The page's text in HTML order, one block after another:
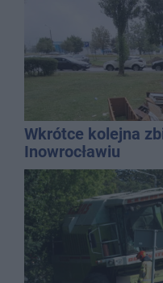
Wkrótce kolejna
Inowrocławiu